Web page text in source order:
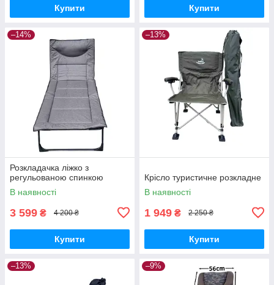
Купити Купити
–14%
Розкладачка ліжко з
регульованою спинкою
В наявності
3 599 ₴ 4 200 ₴
Купити
–13%
Крісло туристичне розкладне
В наявності
1 949 ₴ 2 250 ₴
Купити
–13% –9%